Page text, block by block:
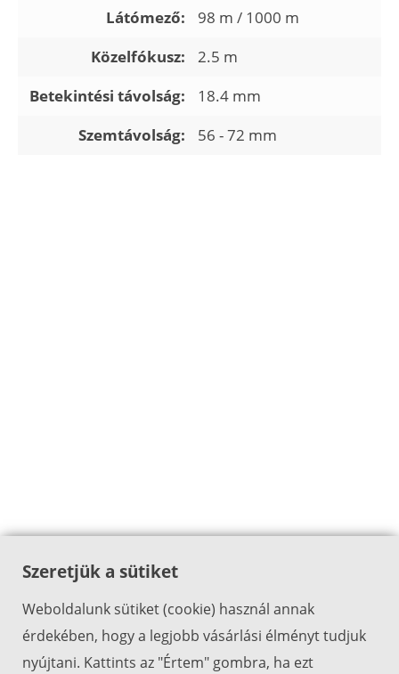
Látómező:
98 m / 1000 m
Közelfókusz:
2.5 m
Betekintési távolság:
18.4 mm
Szemtávolság:
56 - 72 mm
Szeretjük a sütiket
Weboldalunk sütiket (cookie) használ annak
érdekében, hogy a legjobb vásárlási élményt tudjuk
nyújtani. Kattints az "Értem" gombra, ha ezt